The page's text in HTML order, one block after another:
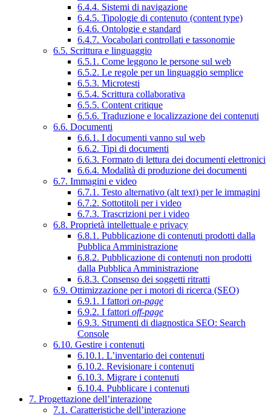
6.4.4. Sistemi di navigazione
6.4.5. Tipologie di contenuto (content type)
6.4.6. Ontologie e standard
6.4.7. Vocabolari controllati e tassonomie
6.5. Scrittura e linguaggio
6.5.1. Come leggono le persone sul web
6.5.2. Le regole per un linguaggio semplice
6.5.3. Microtesti
6.5.4. Scrittura collaborativa
6.5.5. Content critique
6.5.6. Traduzione e localizzazione dei contenuti
6.6. Documenti
6.6.1. I documenti vanno sul web
6.6.2. Tipi di documenti
6.6.3. Formato di lettura dei documenti elettronici
6.6.4. Modalità di produzione dei documenti
6.7. Immagini e video
6.7.1. Testo alternativo (alt text) per le immagini
6.7.2. Sottotitoli per i video
6.7.3. Trascrizioni per i video
6.8. Proprietà intellettuale e privacy
6.8.1. Pubblicazione di contenuti prodotti dalla
Pubblica Amministrazione
6.8.2. Pubblicazione di contenuti non prodotti
dalla Pubblica Amministrazione
6.8.3. Consenso dei soggetti ritratti
6.9. Ottimizzazione per i motori di ricerca (SEO)
6.9.1. I fattori on-page
6.9.2. I fattori off-page
6.9.3. Strumenti di diagnostica SEO: Search
Console
6.10. Gestire i contenuti
6.10.1. L’inventario dei contenuti
6.10.2. Revisionare i contenuti
6.10.3. Migrare i contenuti
6.10.4. Pubblicare i contenuti
7. Progettazione dell’interazione
7.1. Caratteristiche dell’interazione